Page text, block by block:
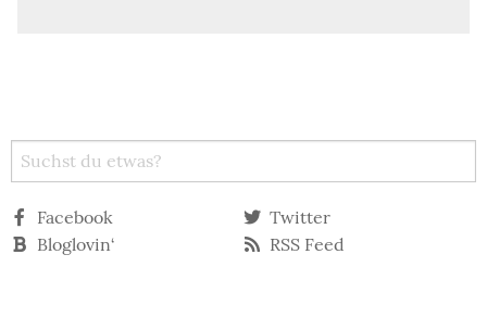
Facebook
Twitter
Bloglovin‘
RSS Feed